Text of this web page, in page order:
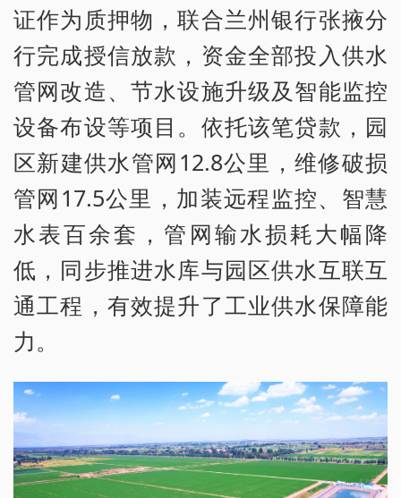
证作为质押物，联合兰州银行张掖分
行完成授信放款，资金全部投入供水
管网改造、节水设施升级及智能监控
设备布设等项目。依托该笔贷款，园
区新建供水管网12.8公里，维修破损
管网17.5公里，加装远程监控、智慧
水表百余套，管网输水损耗大幅降
低，同步推进水库与园区供水互联互
通工程，有效提升了工业供水保障能
力。